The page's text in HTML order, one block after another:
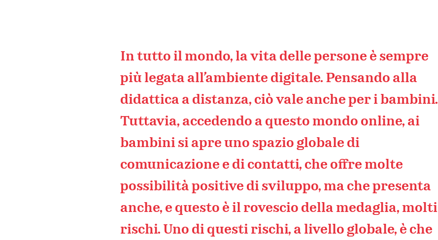
In tutto il mondo, la vita delle persone è sempre
più legata all’ambiente digitale. Pensando alla
didattica a distanza, ciò vale anche per i bambini.
Tuttavia, accedendo a questo mondo online, ai
bambini si apre uno spazio globale di
comunicazione e di contatti, che offre molte
possibilità positive di sviluppo, ma che presenta
anche, e questo è il rovescio della medaglia, molti
rischi. Uno di questi rischi, a livello globale, è che